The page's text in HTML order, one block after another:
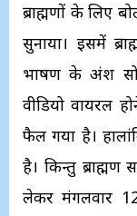
ब्राह्मणों के लिए
सुनाया। इसमें
भाषण के अंश
वीडियो वायरल
फैल गया है।
है। किन्तु
लेकर मंगलवार